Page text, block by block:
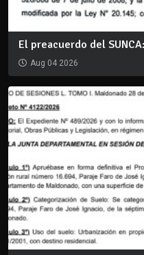
El preacuerdo del
Aug 04 2026